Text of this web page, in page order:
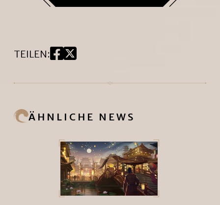
TEILEN:
ÄHNLICHE NEWS